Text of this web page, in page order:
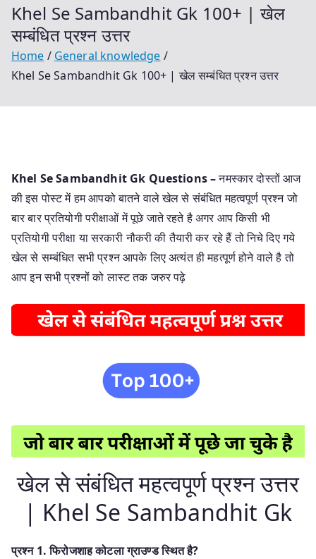
Khel Se Sambandhit Gk 100+ | खेल
सम्बंधित प्रश्न उत्तर
Home
General knowledge
Khel Se Sambandhit Gk 100+ | खेल सम्बंधित प्रश्न उत्तर
Khel Se Sambandhit Gk Questions –नमस्कार दोस्तों आज
की इस पोस्ट में हम आपको बातने वाले खेल से संबंधित महत्वपूर्ण प्रश्न जो
बार बार प्रतियोगी परीक्षाओं में पूछे जाते रहते है अगर आप किसी भी
प्रतियोगी परीक्षा या सरकारी नौकरी की तैयारी कर रहे हैं तो निचे दिए गये
खेल से सम्बंधित सभी प्रश्न आपके लिए अत्यंत ही महत्पूर्ण होने वाले है तो
आप इन सभी प्रश्नों को लास्ट तक जरुर पढ़े
खेल से संबंधित महत्वपूर्ण प्रश्न उत्तर
| Khel Se Sambandhit Gk
प्रश्न 1. फिरोजशाह कोटला ग्राउण्ड स्थित है?